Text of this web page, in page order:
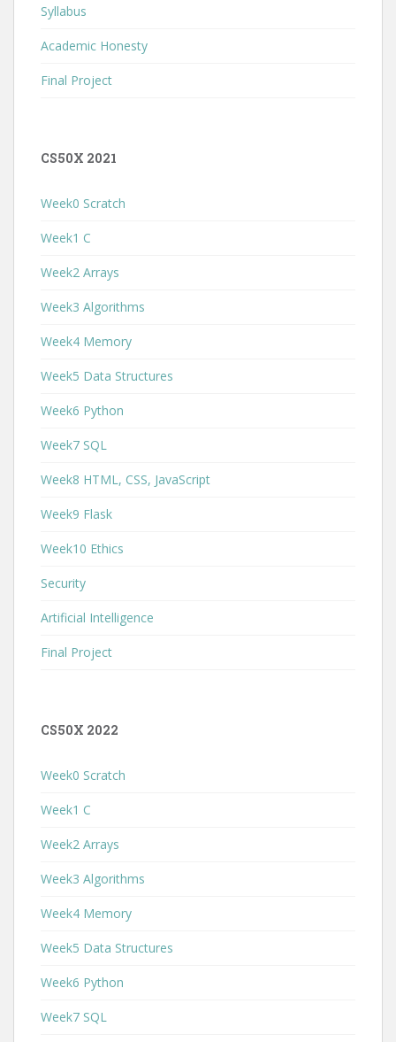
Syllabus
Academic Honesty
Final Project
CS50X 2021
Week0 Scratch
Week1 C
Week2 Arrays
Week3 Algorithms
Week4 Memory
Week5 Data Structures
Week6 Python
Week7 SQL
Week8 HTML, CSS, JavaScript
Week9 Flask
Week10 Ethics
Security
Artificial Intelligence
Final Project
CS50X 2022
Week0 Scratch
Week1 C
Week2 Arrays
Week3 Algorithms
Week4 Memory
Week5 Data Structures
Week6 Python
Week7 SQL